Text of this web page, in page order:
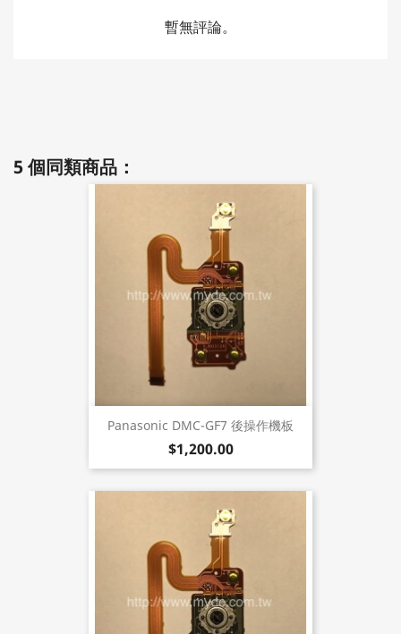
暫無評論。
5 個同類商品：
Panasonic DMC-GF7 後操作機板
$1,200.00